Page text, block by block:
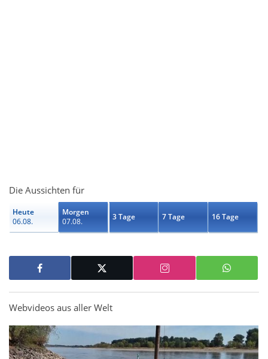
Die Aussichten für
Heute
06.08.
Morgen
07.08.
3 Tage 7 Tage 16 Tage
Webvideos aus aller Welt